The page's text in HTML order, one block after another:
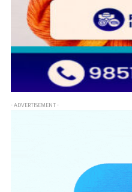
- ADVERTISEMENT -